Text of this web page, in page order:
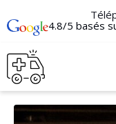
4.8/5 basés